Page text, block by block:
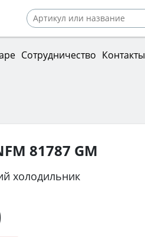
Сотрудничество Контакты
81787 GM
холодильник